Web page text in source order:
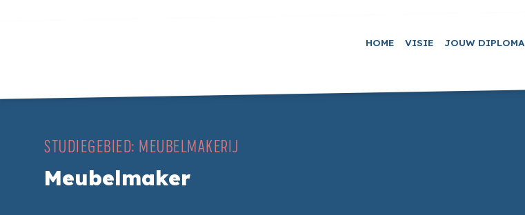
HOME VISIE JOUW DIPLOMA
STUDIEGEBIED: MEUBELMAKERIJ
Meubelmaker